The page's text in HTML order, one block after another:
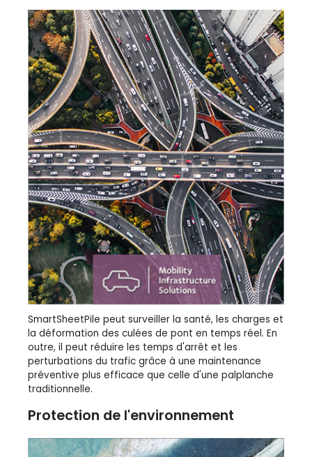
SmartSheetPile peut surveiller la santé, les charges et
la déformation des culées de pont en temps réel. En
outre, il peut réduire les temps d'arrêt et les
perturbations du trafic grâce à une maintenance
préventive plus efficace que celle d'une palplanche
traditionnelle.
Protection de l'environnement